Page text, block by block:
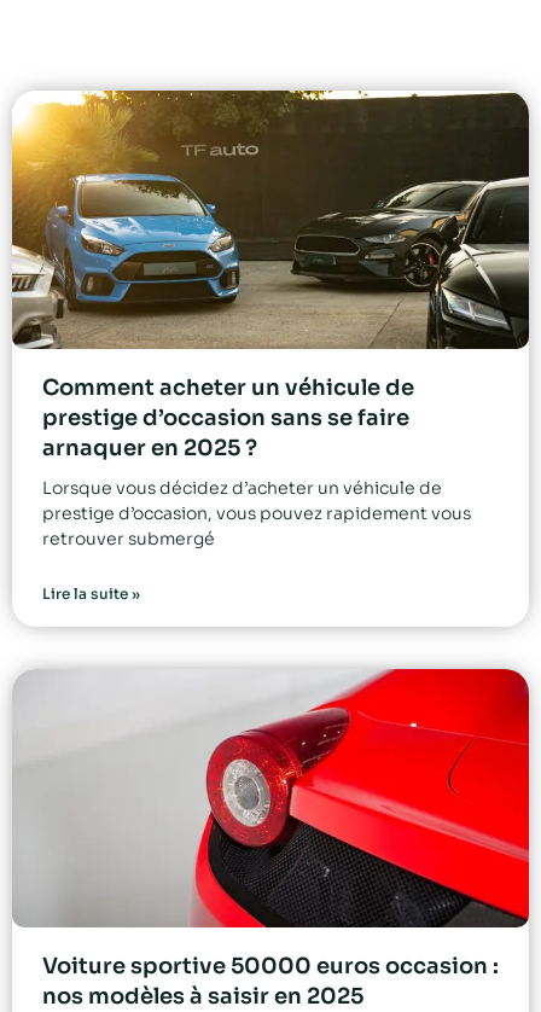
Comment acheter un véhicule de
prestige d’occasion sans se faire
arnaquer en 2025 ?
Lorsque vous décidez d’acheter un véhicule de
prestige d’occasion, vous pouvez rapidement vous
retrouver submergé
Lire la suite »
Voiture sportive 50000 euros occasion :
nos modèles à saisir en 2025